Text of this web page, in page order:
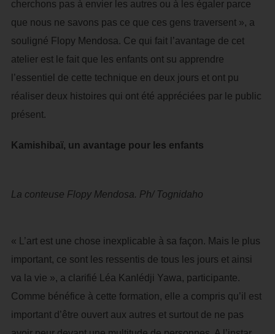
cherchons pas à envier les autres ou à les égaler parce
que nous ne savons pas ce que ces gens traversent », a
souligné Flopy Mendosa. Ce qui fait l’avantage de cet
atelier est le fait que les enfants ont su apprendre
l’essentiel de cette technique en deux jours et ont pu
réaliser deux histoires qui ont été appréciées par le public
présent.
Kamishibaï, un avantage pour les enfants
La conteuse Flopy Mendosa. Ph/ Tognidaho
« L’art est une chose inexplicable à sa façon. Mais le plus
important, ce sont les ressentis de tous les jours et ainsi
va la vie », a clarifié Léa Kanlédji Yawa, participante.
Comme bénéfice à cette formation, elle a compris qu’il est
important d’être ouvert aux autres et surtout de ne pas